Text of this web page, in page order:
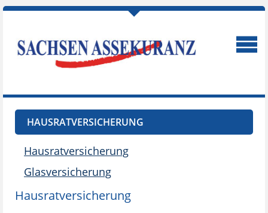
HAUSRATVERSICHERUNG
Hausratversicherung
Glasversicherung
Hausratversicherung